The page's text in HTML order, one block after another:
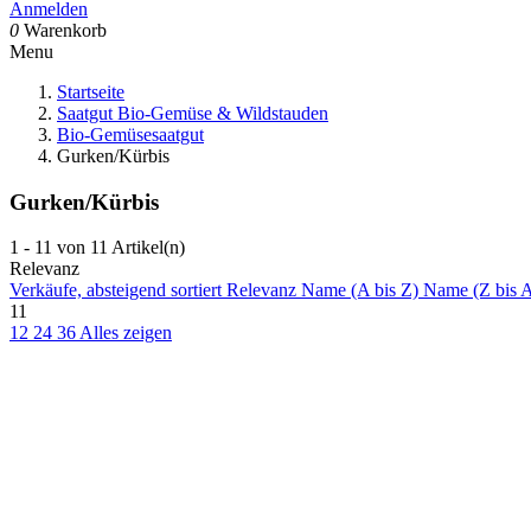
Anmelden
0 Warenkorb
Menu
Startseite
Saatgut Bio-Gemüse & Wildstauden
Bio-Gemüsesaatgut
Gurken/Kürbis
Gurken/Kürbis
1 - 11 von 11 Artikel(n)
Relevanz
Verkäufe, absteigend sortiertRelevanz Name (A bis Z) Name (Z bis
11
12 24 36Alles zeigen